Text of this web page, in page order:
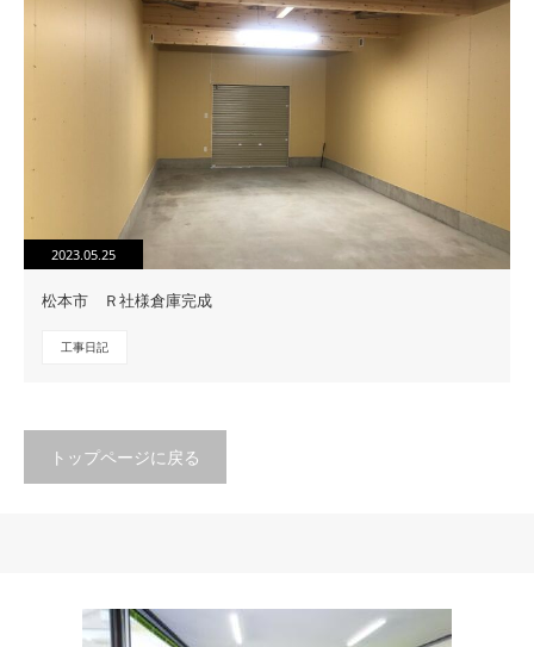
2023.05.25
松本市 Ｒ社様倉庫完成
工事日記
トップページに戻る